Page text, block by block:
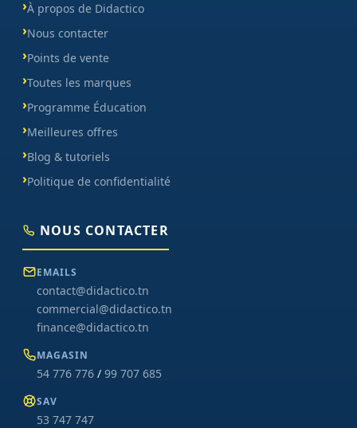
À propos de Didactico
Nous contacter
Points de vente
Toutes les marques
Programme Éducation
Meilleures offres
Blog & tutoriels
Politique de confidentialité
NOUS CONTACTER
EMAILS
contact@didactico.tn
commercial@didactico.tn
finance@didactico.tn
MAGASIN
54 776 776 / 99 707 685
SAV
53 747 747